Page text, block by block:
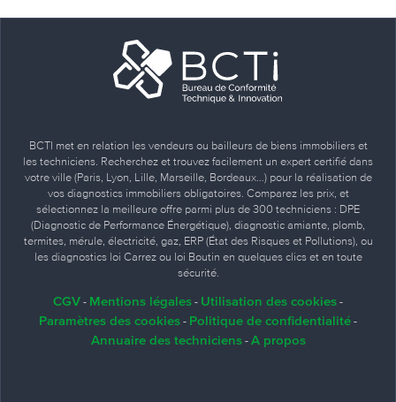
BCTI met en relation les vendeurs ou bailleurs de biens immobiliers et
les techniciens. Recherchez et trouvez facilement un expert certifié dans
votre ville (Paris, Lyon, Lille, Marseille, Bordeaux…) pour la réalisation de
vos diagnostics immobiliers obligatoires. Comparez les prix, et
sélectionnez la meilleure offre parmi plus de 300 techniciens : DPE
(Diagnostic de Performance Énergétique), diagnostic amiante, plomb,
termites, mérule, électricité, gaz, ERP (État des Risques et Pollutions), ou
les diagnostics loi Carrez ou loi Boutin en quelques clics et en toute
sécurité.
CGV - Mentions légales - Utilisation des cookies -
Paramètres des cookies - Politique de confidentialité -
Annuaire des techniciens- A propos